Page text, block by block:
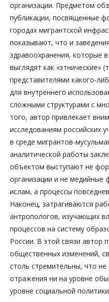
организации. Предметом
публикации, посвященные
городах мигрантской
показывают, что и
здравоохранения, которые
выглядят как «этнические»
представителями какого-
для внутреннего
сложными структурами с
того, автор привлекает
исследованиям российских
в среде мигрантов-
аналитической работы
объектом выступают не
организации и не медийные
ислам, а процессы
Наконец, затрагиваются
антропологов, изучающих
процессов на систему
России. В этой связи автор
общественных изменений,
столь стремительны, что не
отражения ни на уровне
уровне социальной